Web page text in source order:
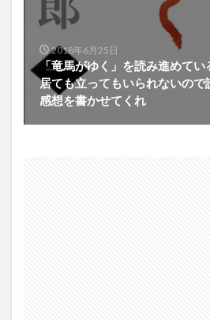
2018年6月25日
「竜馬がゆく」を読み進めてい
居ても立ってもいられないので
感想を書かせてくれ